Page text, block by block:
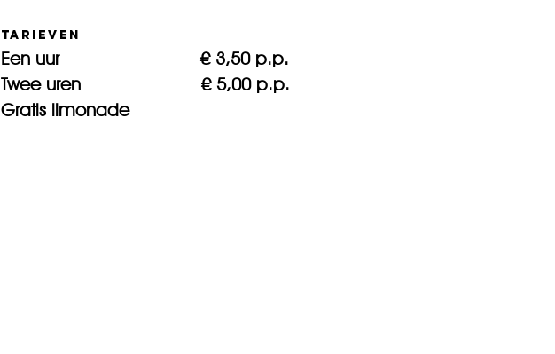
tarieven
Een uur € 3,50 p.p.
Twee uren € 5,00 p.p.
Gratis limonade